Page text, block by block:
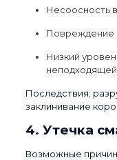
Несоосность
Повреждение
Низкий
неподходящей
Последствия:
заклинивание
4. Утечка
Возможные